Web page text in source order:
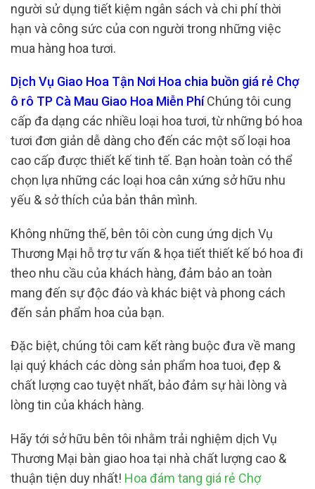
người sử dụng tiết kiệm ngân sách và chi phí thời
hạn và công sức của con người trong những việc
mua hàng hoa tươi.
Dịch Vụ Giao Hoa Tận Nơi Hoa chia buồn giá rẻ Chợ
ô rô TP Cà Mau Giao Hoa Miễn PhíChúng tôi cung
cấp đa dạng các nhiều loại hoa tươi, từ những bó hoa
tươi đơn giản dễ dàng cho đến các một số loại hoa
cao cấp được thiết kế tinh tế. Bạn hoàn toàn có thể
chọn lựa những các loại hoa cân xứng sở hữu nhu
yếu & sở thích của bản thân mình.
Không những thế, bên tôi còn cung ứng dịch Vụ
Thương Mại hỗ trợ tư vấn & họa tiết thiết kế bó hoa đi
theo nhu cầu của khách hàng, đảm bảo an toàn
mang đến sự độc đáo và khác biệt và phong cách
đến sản phẩm hoa của bạn.
Đặc biệt, chúng tôi cam kết ràng buộc đưa về mang
lại quý khách các dòng sản phẩm hoa tuoi, đẹp &
chất lượng cao tuyệt nhất, bảo đảm sự hài lòng và
lòng tin của khách hàng.
Hãy tới sở hữu bên tôi nhằm trải nghiệm dịch Vụ
Thương Mại bàn giao hoa tại nhà chất lượng cao &
thuận tiện duy nhất! Hoa đám tang giá rẻ Chợ